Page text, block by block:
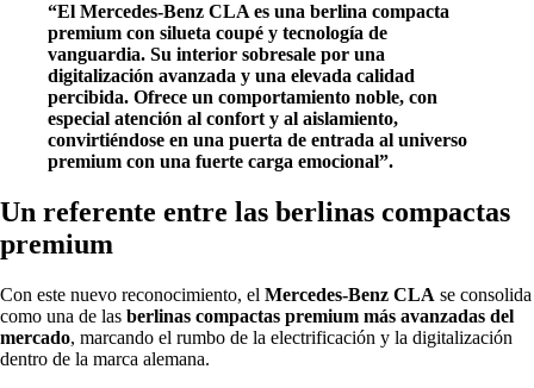
“El Mercedes-Benz CLA es una berlina compacta
premium con silueta coupé y tecnología de
vanguardia. Su interior sobresale por una
digitalización avanzada y una elevada calidad
percibida. Ofrece un comportamiento noble, con
especial atención al confort y al aislamiento,
convirtiéndose en una puerta de entrada al universo
premium con una fuerte carga emocional”.
Un referente entre las berlinas compactas
premium
Con este nuevo reconocimiento, el Mercedes-Benz CLA se consolida
como una de las berlinas compactas premium más avanzadas del
mercado, marcando el rumbo de la electrificación y la digitalización
dentro de la marca alemana.